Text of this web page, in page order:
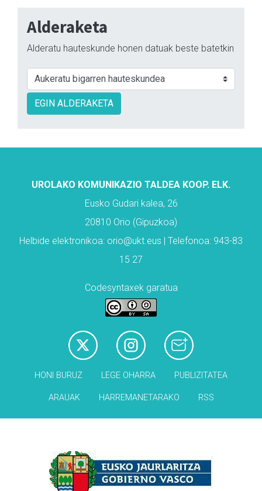
Alderaketa
Alderatu hauteskunde honen datuak beste batetkin
EGIN ALDERAKETA
UROLAKO KOMUNIKAZIO TALDEA KOOP. ELK.
Eusko Gudari kalea, 26
20810 Orio (Gipuzkoa)
Helbide elektronikoa: orio@ukt.eus | Telefonoa: 943-83
15 27
Codesyntaxek garatua
HONI BURUZ LEGE OHARRA PUBLIZITATEA
ARAUAK HARREMANETARAKO RSS